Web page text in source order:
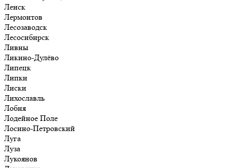
Ленск
Лермонтов
Лесозаводск
Лесосибирск
Ливны
Ликино-Дулёво
Липецк
Липки
Лиски
Лихославль
Лобня
Лодейное Поле
Лосино-Петровский
Луга
Луза
Лукоянов